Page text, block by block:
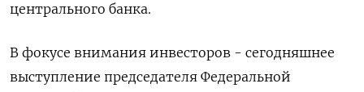
центрального банка.
В фокусе внимания инвесторов - сегодняшнее
выступление председателя Федеральной